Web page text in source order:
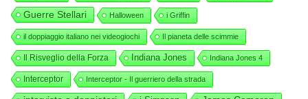
Guerre Stellari Halloween i Griffin
il doppiaggio italiano nei videogiochi Il pianeta delle scimmie
Il Risveglio della Forza Indiana Jones Indiana Jones 4
Interceptor Interceptor - Il guerriero della strada